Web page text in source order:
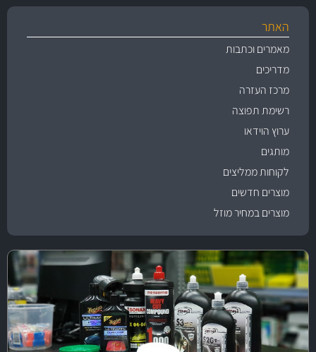
האתר
מאמרים וכתבות
מדריכים
מרכז העזרה
רשימת תפוצה
ערוץ הוידאו
מותגים
לקוחות ממליצים
מוצרים חדשים
מוצרים במחיר מוזל